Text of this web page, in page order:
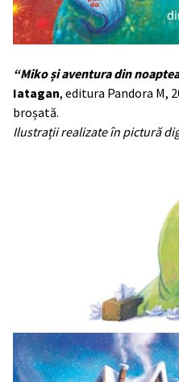
“Miko și aventura din
Iatagan, editura Pandora M,
broșată.
Ilustrații realizate în pictură